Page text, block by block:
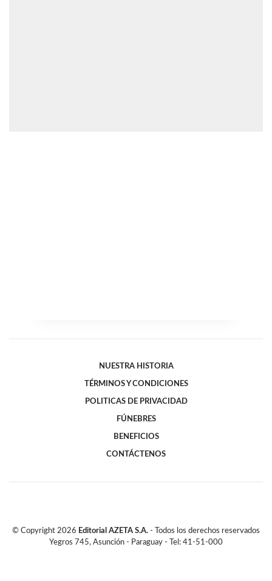
NUESTRA HISTORIA
TÉRMINOS Y CONDICIONES
POLITICAS DE PRIVACIDAD
FÚNEBRES
BENEFICIOS
CONTÁCTENOS
© Copyright 2026 Editorial AZETA S.A. - Todos los derechos reservados
Yegros 745, Asunción - Paraguay - Tel: 41-51-000